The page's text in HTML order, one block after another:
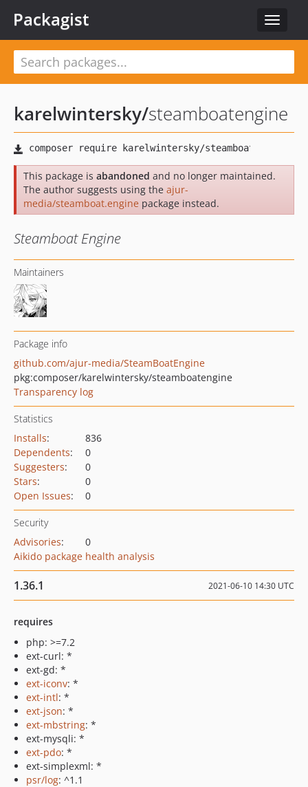
Toggle
Packagist
karelwintersky/steamboatengine
This package is abandoned and no longer maintained.
The author suggests using the ajur-
media/steamboat.engine package instead.
Steamboat Engine
Maintainers
Package info
github.com/ajur-media/SteamBoatEngine
pkg:composer/karelwintersky/steamboatengine
Transparency log
Statistics
Installs:
836
Dependents:
0
Suggesters:
0
Stars:
0
Open Issues: 0
Security
Advisories:
0
Aikido package health analysis
1.36.1 2021-06-10 14:30 UTC
requires
php: >=7.2
ext-curl: *
ext-gd: *
ext-iconv: *
ext-intl: *
ext-json: *
ext-mbstring: *
ext-mysqli: *
ext-pdo: *
ext-simplexml: *
psr/log: ^1.1